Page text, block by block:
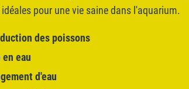
pour une vie saine dans l'aquarium.
des poissons
eau
d'eau